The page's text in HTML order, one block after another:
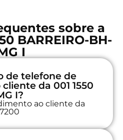
sobre a
BARREIRO-BH-
I
de telefone de
da 001 1550
I?
ao cliente da